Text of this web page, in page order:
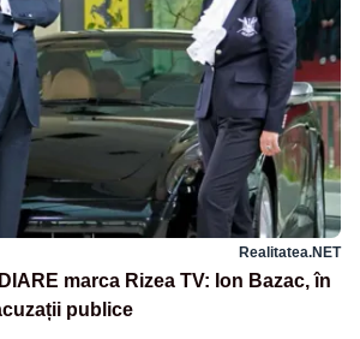
Realitatea.NET
marca Rizea TV: Ion Bazac, în
publice